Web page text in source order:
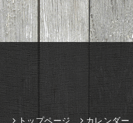
トップページ カレンダー